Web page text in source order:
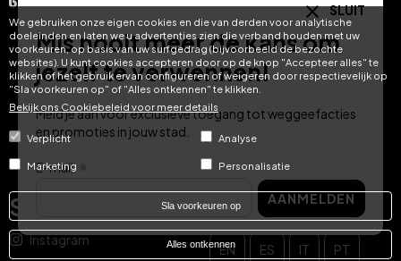
We gebruiken onze eigen cookies en die van derden voor analytische
doeleinden en laten we u advertenties zien die verband houden met uw
voorkeuren, op basis van uw surfgedrag (bijvoorbeeld de bezochte
websites). U kunt cookies accepteren door op de knop "Accepteer alles" te
klikken of het gebruik ervan configureren of weigeren door respectievelijk op
"Sla voorkeuren op" of "Alles ontkennen" te klikken.
Bekijk ons ​​Cookiebeleid voor meer details
Verplicht Analyse
Marketing Personalisatie
Sla voorkeuren op
Alles ontkennen
Beheer uw voucher
Contact
Official Pestana Vouchers
Shop
Officiële Vila Galé
Vouchershop
Social media
Instagram
Uw taal
EN ES IT PT
SLUIT
Mis nooit meer de kans om
jezelf te verwennen!
Meld je aan voor exclusieve toegang tot weggeefacties
en promoties in jouw stad.
E-mail
AANMELDEN